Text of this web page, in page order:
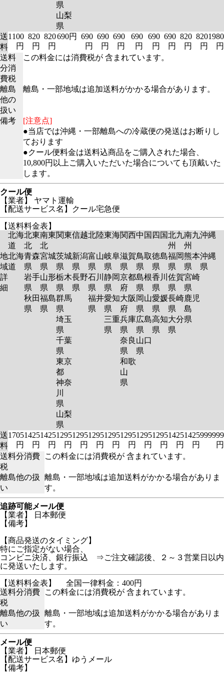
県
山梨
県
送
料
1100
円
820
円
820
円
690円
690
円
690
円
690
円
690
円
690
円
690
円
820
円
820
円
1980
円
送料
分消
費税
この料金には消費税が 含まれています。
離島
他の
扱い
離島・一部地域は追加送料がかかる場合があります。
備考
[注意点]
●当店では沖縄・一部離島への冷蔵便の発送はお断りし
ております
●クール便料金は送料込商品をご購入された場合、
10,800円以上ご購入いただいた場合についても頂戴いた
します。
クール便
【業者】 ヤマト運輸
【配送サービス名】クール宅急便
【送料料金表】
北海
道
北東
北
南東
北
関東信越北陸東海関西中国 四国北九
州
南九
州
沖縄
地
域
詳
細
北海
道
青森
県
岩手
県
秋田
県
宮城
県
山形
県
福島
県
茨城
県
栃木
県
群馬
県
埼玉
県
千葉
県
東京
都
神奈
川
県
山梨
県
新潟
県
長野
県
富山
県
石川
県
福井
県
岐阜
県
静岡
県
愛知
県
三重
県
滋賀
県
京都
府
大阪
府
兵庫
県
奈良
県
和歌
山
県
鳥取
県
島根
県
岡山
県
広島
県
山口
県
徳島
県
香川
県
愛媛
県
高知
県
福岡
県
佐賀
県
長崎
県
大分
県
熊本
県
宮崎
県
鹿児
島
県
沖縄
県
送
料
1705
円
1425
円
1425
円
1295
円
1295
円
1295
円
1295
円
1295
円
1295
円
1295
円
1425
円
1425
円
999999
円
送料分消費
税
この料金には消費税が 含まれています。
離島他の扱
い
離島・一部地域は追加送料がかかる場合がありま
す。
追跡可能メール便
【業者】 日本郵便
【備考】
【商品発送のタイミング】
特にご指定がない場合、
コンビニ決済、銀行振込 ⇒ご注文確認後、２～３営業日以内
に発送いたします。
【送料料金表】
全国一律料金：400円
送料分消費
税
この料金には消費税が 含まれています。
離島他の扱
い
離島・一部地域は追加送料がかかる場合がありま
す。
メール便
【業者】 日本郵便
【配送サービス名】ゆうメール
【備考】